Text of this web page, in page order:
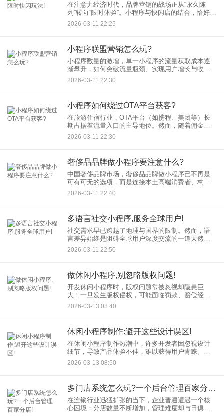
在注意力经济时代，品牌营销的战场正从“永久陈
列”转向“限时体验”。小程序与快闪店的结合，恰好为
这种转变提供了技术载体与场景触点。当快闪店的
稀缺性遇上小程序的便捷性，一种全新的“即插即
2026-03-11 22:25
小程序联盟营销怎么玩?
小程序数量的激增，单一小程序的流量获取成本逐
渐攀升，如何突破流量瓶颈、实现用户增长与收益
提升，成为众多企业关注的焦点。小程序联盟营销
作为一种创新的合作模式，通过整合多方资源、共
2026-03-11 22:30
小程序如何绕过OTA平台获客?
在旅游住宿行业，OTA平台（如携程、美团等）长
期占据着流量入口的主导地位。然而，随着佣金成
本逐年攀升，商家开始意识到，过度依赖OTA平台
无异于“为他人做嫁衣”。如何通过小程序获客，构建
2026-03-11 22:30
奢侈品品牌做小程序要注意什么?
中国奢侈品牌市场，奢侈品品牌做小程序已不再是
可有可无的选项，而是连接本土高端消费者、构建
私域流量池的核心阵地。微信小程序以其即用即
走、生态闭环的特性，为品牌提供了展示形象、提
2026-03-11 22:40
多语言社交小程序,服务全球用户!
社交需求早已跨越了地理与国界的限制。然而，语
言差异始终是阻碍全球用户深度交流的一道天然屏
障。多语言社交小程序的出现，正在彻底改变这一
现状。作为一款旨在服务全球用户的小程序，它不
2026-03-11 22:50
做休闲小程序,别忽略版权问题!
开发休闲小程序时，版权问题常被忽视却隐患巨
大！一旦发生版权侵权，可能面临罚款、赔偿经济
损失、刑事处罚或行政处罚等严重法律后果。本文
结合真实案例与法律条款，解析源代码、UI设计、
2026-03-13 08:40
休闲小程序制作:避开这些设计误区!
在休闲小程序制作热潮中，许多开发者因忽视设计
细节，导致产品体验不佳，难以获得用户青睐。本
文将结合实战经验，深入剖析休闲小程序制作中的
五大设计误区，助你规避设计陷阱，打造优质爆款
2026-03-13 08:50
多门店系统怎么玩?一个后台管理百家分店!
在连锁行业迅猛扩张的当下，企业普遍遭遇一个核
心困境：分店数量不断增加，管理难度却与日俱